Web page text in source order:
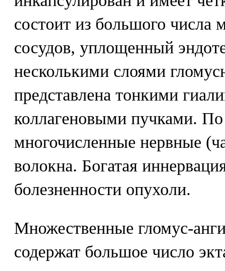
состоит из большого числа
сосудов, уплощенный
несколькими слоями
представлена тонкими
коллагеновыми пучками.
многочисленные нервные
волокна. Богатая
болезненности опухоли.
Множественные гломус-
содержат большое число